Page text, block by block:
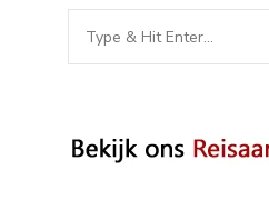
Looking
for